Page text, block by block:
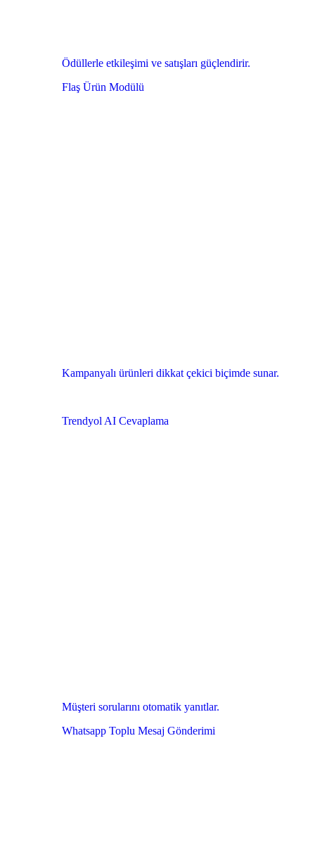
Ödüllerle etkileşimi ve satışları güçlendirir.
Flaş Ürün Modülü
Kampanyalı ürünleri dikkat çekici biçimde sunar.
Trendyol AI Cevaplama
Müşteri sorularını otomatik yanıtlar.
Whatsapp Toplu Mesaj Gönderimi